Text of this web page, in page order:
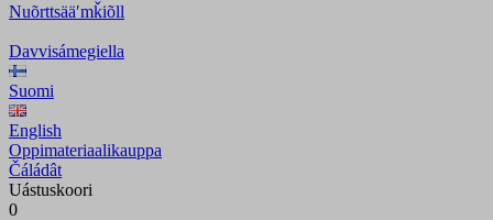
Nuõrttsääʹmǩiõll
Davvisámegiella
Suomi
English
Oppimateriaalikauppa
Čáládât
Uástuskoori
0